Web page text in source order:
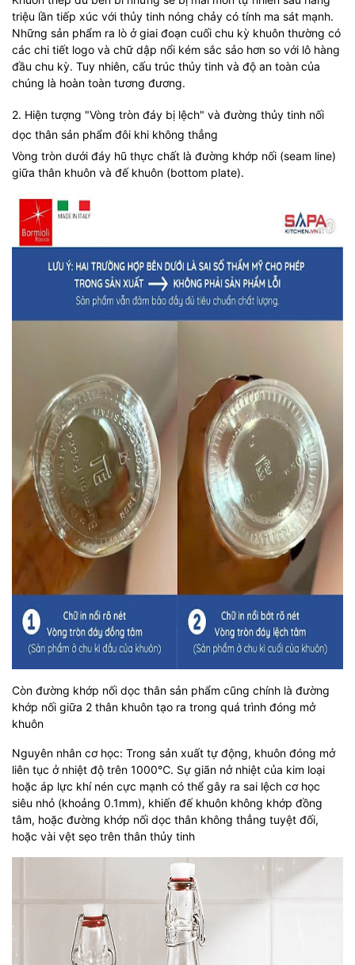
triệu lần tiếp xúc với thủy tinh nóng chảy có tính ma sát mạnh.
Những sản phẩm ra lò ở giai đoạn cuối chu kỳ khuôn thường có
các chi tiết logo và chữ dập nổi kém sắc sảo hơn so với lô hàng
đầu chu kỳ. Tuy nhiên, cấu trúc thủy tinh và độ an toàn của
chúng là hoàn toàn tương đương.
2. Hiện tượng "Vòng tròn đáy bị lệch" và đường thủy tinh nối
dọc thân sản phẩm đôi khi không thẳng
Vòng tròn dưới đáy hũ thực chất là đường khớp nối (seam line)
giữa thân khuôn và đế khuôn (bottom plate).
Còn đường khớp nối dọc thân sản phẩm cũng chính là đường
khớp nối giữa 2 thân khuôn tạo ra trong quá trình đóng mở
khuôn
Nguyên nhân cơ học: Trong sản xuất tự động, khuôn đóng mở
liên tục ở nhiệt độ trên 1000℃. Sự giãn nở nhiệt của kim loại
hoặc áp lực khí nén cực mạnh có thể gây ra sai lệch cơ học
siêu nhỏ (khoảng 0.1mm), khiến đế khuôn không khớp đồng
tâm, hoặc đường khớp nối dọc thân không thẳng tuyệt đối,
hoặc vài vệt sẹo trên thân thủy tinh